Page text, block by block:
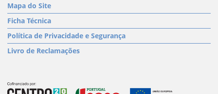
Mapa do Site
Ficha Técnica
Política de Privacidade e Segurança
Livro de Reclamações